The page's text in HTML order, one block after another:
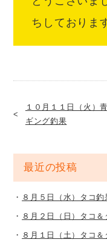
ちしておりま
１０月１１日（火）
ギング釣果
最近の投稿
８月５日（水）タコ釣
８月２日（日）タコ
８月１日（土）タコ